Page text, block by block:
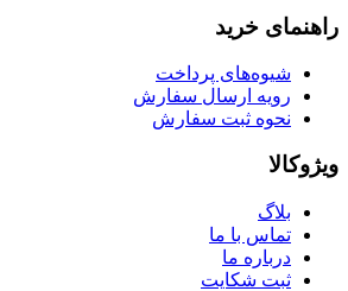
راهنمای خرید
شیوه‌های پرداخت
رویه ارسال سفارش
نحوه ثبت سفارش
ویژوکالا
بلاگ
تماس با ما
درباره ما
ثبت شکایت